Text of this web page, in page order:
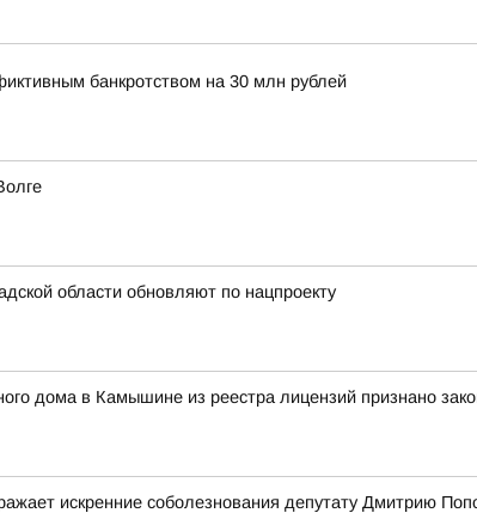
банкротством на 30 млн рублей
области обновляют по нацпроекту
дома в Камышине из реестра лицензий признано
искренние соболезнования депутату Дмитрию